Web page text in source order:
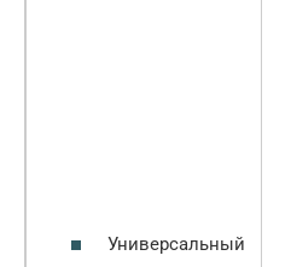
Универсальный